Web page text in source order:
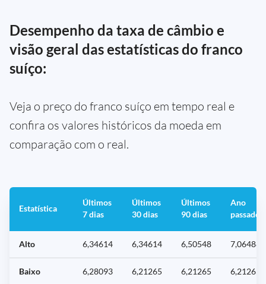
Desempenho da taxa de câmbio e
visão geral das estatísticas do franco
suíço:
Veja o preço do franco suíço em tempo real e
confira os valores históricos da moeda em
comparação com o real.
Estatística
Últimos
7 dias
Últimos
30 dias
Últimos
90 dias
Ano
passado
Alto 6,34614 6,34614 6,50548 7,06488
Baixo 6,28093 6,21265 6,21265 6,21265